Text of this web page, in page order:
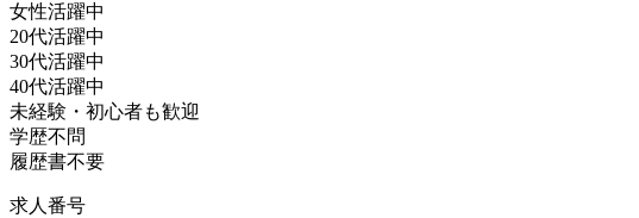
女性活躍中
20代活躍中
30代活躍中
40代活躍中
未経験・初心者も歓迎
学歴不問
履歴書不要
求人番号